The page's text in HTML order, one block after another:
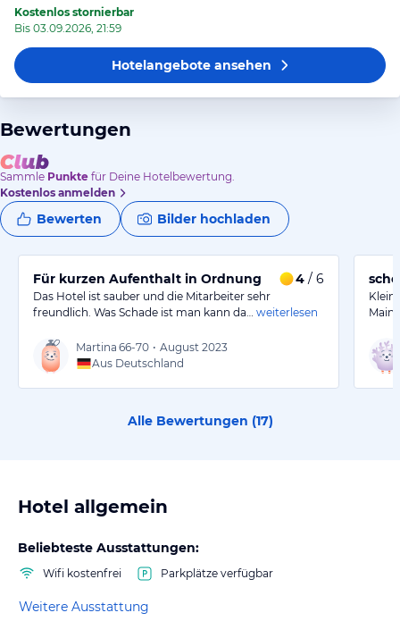
Kostenlos stornierbar
Bis 03.09.2026, 21:59
Hotelangeboteansehen
Bewertungen
Sammle Punkte für Deine Hotelbewertung.
Kostenlos anmelden
Bewerten Bilder hochladen
Für kurzen Aufenthalt in Ordnung 4 / 6
Das Hotel ist sauber und die Mitarbeiter sehr
freundlich. Was Schade ist man kann da…
weiterlesen
Martina 66-70 • August 2023
Aus Deutschland
Alle Bewertungen (17)
Hotel allgemein
Beliebteste Ausstattungen:
Wifi kostenfrei Parkplätze verfügbar
Weitere Ausstattung